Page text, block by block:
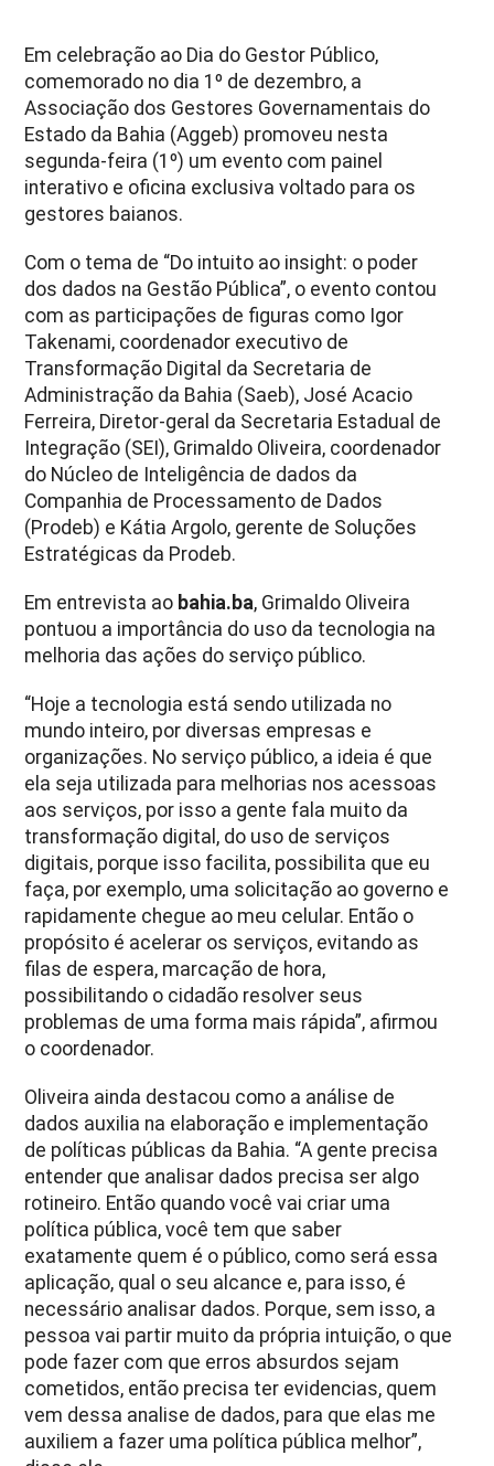
Em celebração ao Dia do Gestor Público,
comemorado no dia 1º de dezembro, a
Associação dos Gestores Governamentais do
Estado da Bahia (Aggeb) promoveu nesta
segunda-feira (1º) um evento com painel
interativo e oficina exclusiva voltado para os
gestores baianos.
Com o tema de “Do intuito ao insight: o poder
dos dados na Gestão Pública”, o evento contou
com as participações de figuras como Igor
Takenami, coordenador executivo de
Transformação Digital da Secretaria de
Administração da Bahia (Saeb), José Acacio
Ferreira, Diretor-geral da Secretaria Estadual de
Integração (SEI), Grimaldo Oliveira, coordenador
do Núcleo de Inteligência de dados da
Companhia de Processamento de Dados
(Prodeb) e Kátia Argolo, gerente de Soluções
Estratégicas da Prodeb.
Em entrevista ao bahia.ba, Grimaldo Oliveira
pontuou a importância do uso da tecnologia na
melhoria das ações do serviço público.
“Hoje a tecnologia está sendo utilizada no
mundo inteiro, por diversas empresas e
organizações. No serviço público, a ideia é que
ela seja utilizada para melhorias nos acessoas
aos serviços, por isso a gente fala muito da
transformação digital, do uso de serviços
digitais, porque isso facilita, possibilita que eu
faça, por exemplo, uma solicitação ao governo e
rapidamente chegue ao meu celular. Então o
propósito é acelerar os serviços, evitando as
filas de espera, marcação de hora,
possibilitando o cidadão resolver seus
problemas de uma forma mais rápida”, afirmou
o coordenador.
Oliveira ainda destacou como a análise de
dados auxilia na elaboração e implementação
de políticas públicas da Bahia. “A gente precisa
entender que analisar dados precisa ser algo
rotineiro. Então quando você vai criar uma
política pública, você tem que saber
exatamente quem é o público, como será essa
aplicação, qual o seu alcance e, para isso, é
necessário analisar dados. Porque, sem isso, a
pessoa vai partir muito da própria intuição, o que
pode fazer com que erros absurdos sejam
cometidos, então precisa ter evidencias, quem
vem dessa analise de dados, para que elas me
auxiliem a fazer uma política pública melhor”,